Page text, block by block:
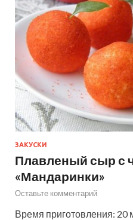
ЗАКУСКИ
Плавленый сыр с
«Мандаринки»
Оставьте комментарий
Время приготовления: 20